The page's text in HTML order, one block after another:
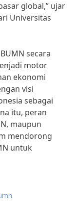
global,” ujar
Universitas
secara
motor
ekonomi
visi
sebagai
itu, peran
maupun
mendorong
untuk